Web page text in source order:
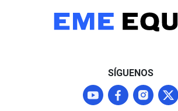
excesos y autocomisiones
autorizadas por el propio
de los habitantes vive en
pobreza y padece graves
SÍGUENOS